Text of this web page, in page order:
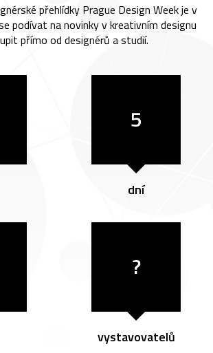
přehlídky Prague Design Week je v
podívat na novinky v kreativním designu
přímo od designérů a studií.
5
dní
?
vystavovatelů